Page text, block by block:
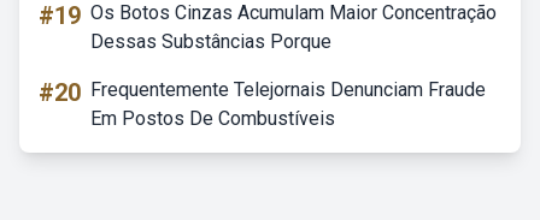
#19 Os Botos Cinzas Acumulam Maior Concentração
Dessas Substâncias Porque
#20 Frequentemente Telejornais Denunciam Fraude
Em Postos De Combustíveis